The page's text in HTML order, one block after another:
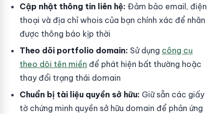
Cập nhật thông tin liên hệ: Đảm bảo email, điện
thoại và địa chỉ whois của bạn chính xác để nhân
được thông báo kịp thời
Theo dõi portfolio domain: Sử dụng công cụ
theo dõi tên miền để phát hiện bất thường hoặc
thay đổi trạng thái domain
Chuẩn bị tài liệu quyền sở hữu: Giữ sẵn các giấy
tờ chứng minh quyền sở hữu domain để phản ứng